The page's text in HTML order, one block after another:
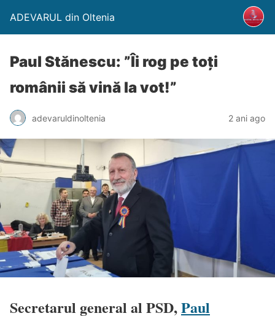
ADEVARUL din Oltenia
Paul Stănescu: ”Îi rog pe toți
românii să vină la vot!”
adevaruldinoltenia 2 ani ago
Secretarul general al PSD,Paul